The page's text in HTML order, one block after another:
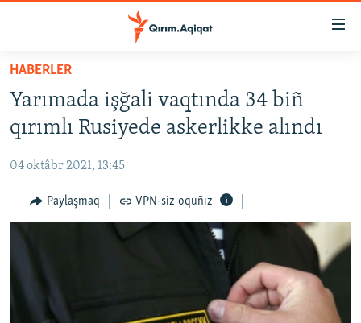
Esas
qaytmaq
Baş
navigatsiyağa
qaytmaq
qaytmaq
SİYASET
İQTİSADİYAT
CEMİYET
MEDENİYET
İNSAN AQLARI
BLOGLAR
HABERLER
Yarımada işğali vaqtında 34 biñ
qırımlı Rusiyede askerlikke alındı
04 oktâbr 2021, 13:45
Paylaşmaq VPN-siz oquñız